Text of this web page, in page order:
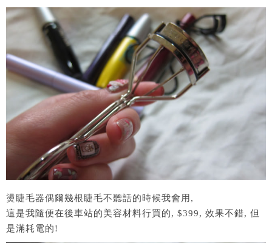
燙睫毛器偶爾幾根睫毛不聽話的時候我會用,
這是我隨便在後車站的美容材料行買的, $399, 效果不錯, 但
是滿耗電的!